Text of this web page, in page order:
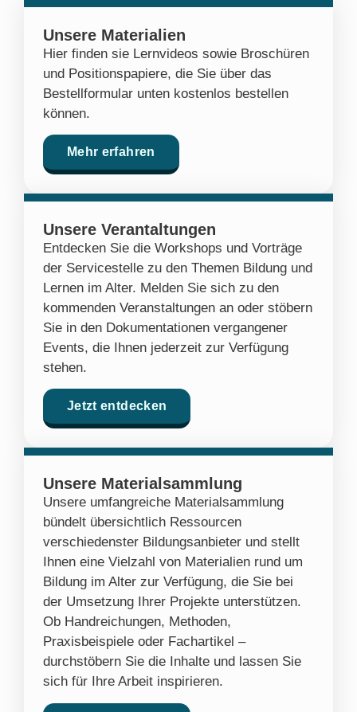
Unsere Materialien
Hier finden sie Lernvideos sowie Broschüren
und Positionspapiere, die Sie über das
Bestellformular unten kostenlos bestellen
können.
Mehr erfahren
Unsere Verantaltungen
Entdecken Sie die Workshops und Vorträge
der Servicestelle zu den Themen Bildung und
Lernen im Alter. Melden Sie sich zu den
kommenden Veranstaltungen an oder stöbern
Sie in den Dokumentationen vergangener
Events, die Ihnen jederzeit zur Verfügung
stehen.
Jetzt entdecken
Unsere Materialsammlung
Unsere umfangreiche Materialsammlung
bündelt übersichtlich Ressourcen
verschiedenster Bildungsanbieter und stellt
Ihnen eine Vielzahl von Materialien rund um
Bildung im Alter zur Verfügung, die Sie bei
der Umsetzung Ihrer Projekte unterstützen.
Ob Handreichungen, Methoden,
Praxisbeispiele oder Fachartikel –
durchstöbern Sie die Inhalte und lassen Sie
sich für Ihre Arbeit inspirieren.